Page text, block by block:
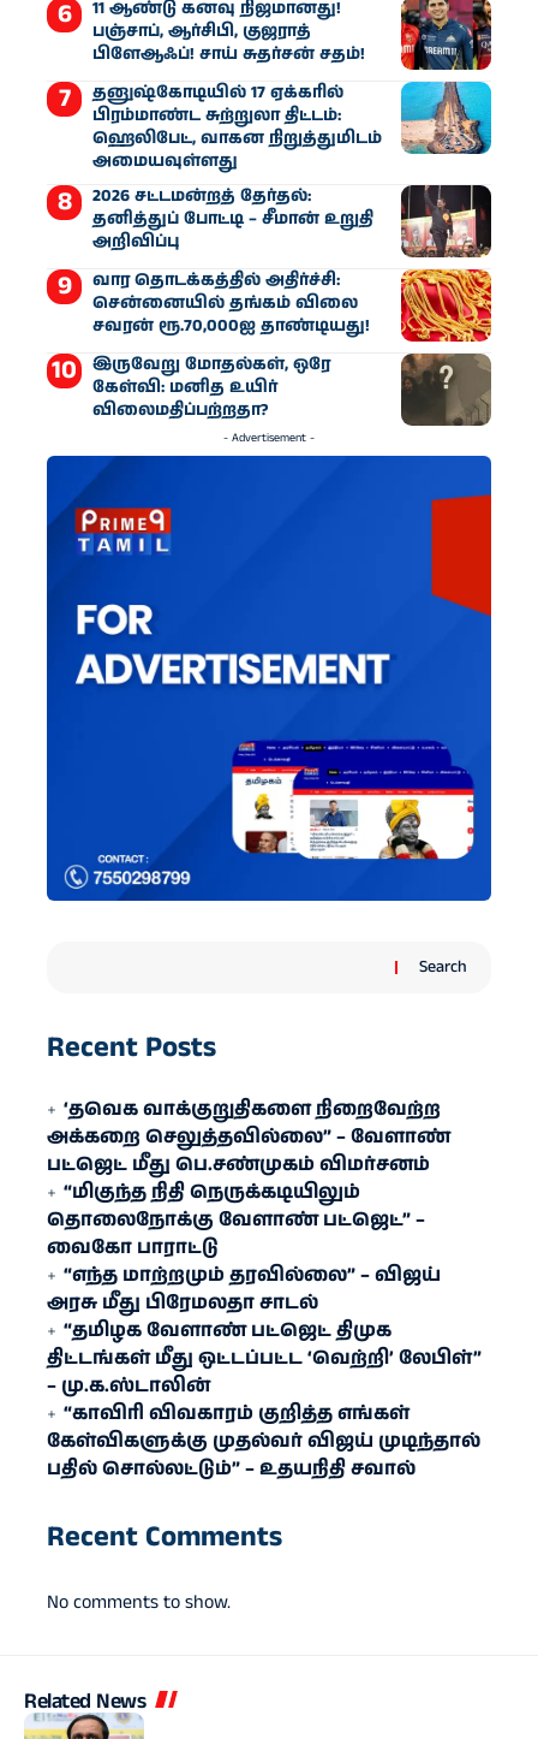
11 ஆண்டு கனவு நிஜமானது!
பஞ்சாப், ஆர்சிபி, குஜராத்
பிளேஆஃப்! சாய் சுதர்சன் சதம்!
தனுஷ்கோடியில் 17 ஏக்கரில்
பிரம்மாண்ட சுற்றுலா திட்டம்:
ஹெலிபேட், வாகன நிறுத்துமிடம்
அமையவுள்ளது
2026 சட்டமன்றத் தேர்தல்:
தனித்துப் போட்டி – சீமான் உறுதி
அறிவிப்பு
வார தொடக்கத்தில் அதிர்ச்சி:
சென்னையில் தங்கம் விலை
சவரன் ரூ.70,000ஐ தாண்டியது!
இருவேறு மோதல்கள், ஒரே
கேள்வி: மனித உயிர்
விலைமதிப்பற்றதா?
- Advertisement -
Search
Recent Posts
‘தவெக வாக்குறுதிகளை நிறைவேற்ற
அக்கறை செலுத்தவில்லை” – வேளாண்
பட்ஜெட் மீது பெ.சண்முகம் விமர்சனம்
“மிகுந்த நிதி நெருக்கடியிலும்
தொலைநோக்கு வேளாண் பட்ஜெட்” –
வைகோ பாராட்டு
“எந்த மாற்றமும் தரவில்லை” – விஜய்
அரசு மீது பிரேமலதா சாடல்
“தமிழக வேளாண் பட்ஜெட் திமுக
திட்டங்கள் மீது ஒட்டப்பட்ட ‘வெற்றி’ லேபிள்”
– மு.க.ஸ்டாலின்
“காவிரி விவகாரம் குறித்த எங்கள்
கேள்விகளுக்கு முதல்வர் விஜய் முடிந்தால்
பதில் சொல்லட்டும்” – உதயநிதி சவால்
Recent Comments
No comments to show.
Related News
அரசியல்